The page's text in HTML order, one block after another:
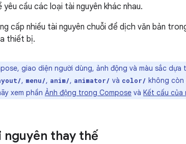
cầu các loại tài nguyên khác nhau.
cấp nhiều tài nguyên chuỗi để dịch văn bản
thiết bị.
giao diện người dùng, ảnh động và màu sắc
, menu/, anim/, animator/ và color/ không còn
xem phần Ảnh động trong Compose và Kết cấu của
nguyên thay thế